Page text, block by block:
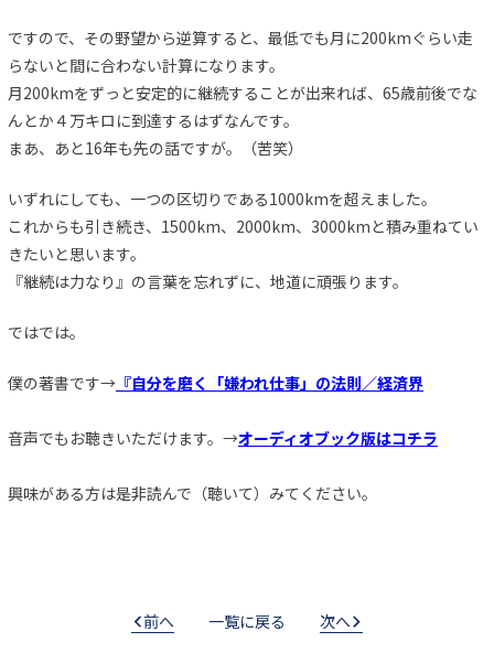
ですので、その野望から逆算すると、最低でも月に200kmぐらい走
らないと間に合わない計算になります。
月200kmをずっと安定的に継続することが出来れば、65歳前後でな
んとか４万キロに到達するはずなんです。
まあ、あと16年も先の話ですが。（苦笑）
いずれにしても、一つの区切りである1000kmを超えました。
これからも引き続き、1500km、2000km、3000kmと積み重ねてい
きたいと思います。
『継続は力なり』の言葉を忘れずに、地道に頑張ります。
ではでは。
僕の著書です→ 『自分を磨く「嫌われ仕事」の法則／経済界
音声でもお聴きいただけます。→オーディオブック版はコチラ
興味がある方は是非読んで（聴いて）みてください。
前へ 一覧に戻る 次へ